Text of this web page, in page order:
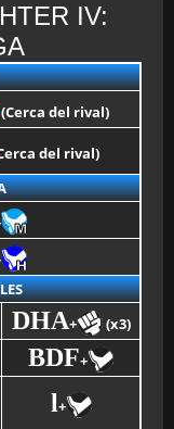
IV:
(Cerca del rival)
del rival)
DHA+
(x3)
BDF+
l+